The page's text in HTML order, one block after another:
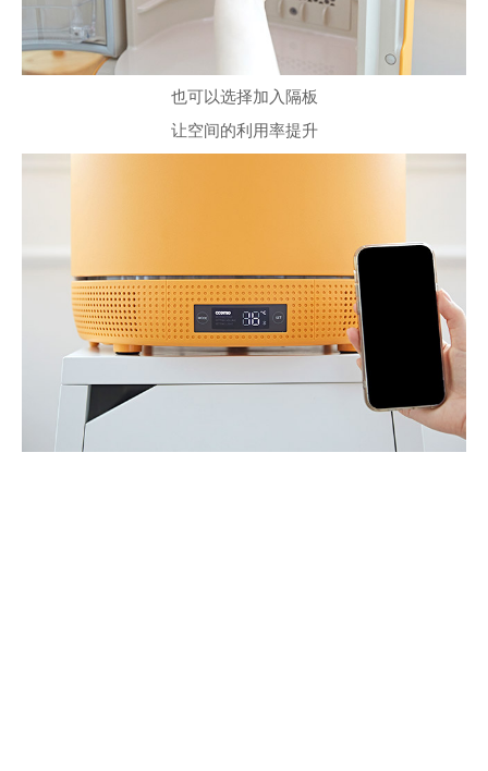
也可以选择加入隔板
让空间的利用率提升